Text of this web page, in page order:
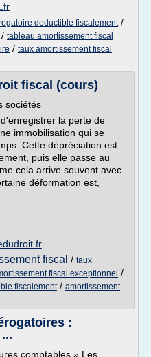
deductible fiscalement/
/ tableau amortissement fiscal
/ taux amortissement fiscal
fiscal (cours)
sociétés
la perte de
immobilisation qui se
Cette dépréciation est
puis elle passe au
cela arrive souvent avec
déformation est,
fiscal / taux
fiscal exceptionnel /
fiscalement/ amortissement
:
comptables » Les